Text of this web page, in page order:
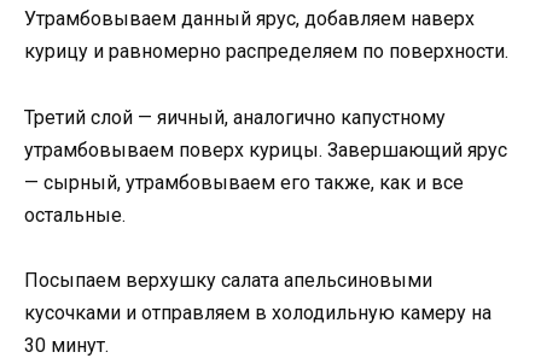
Утрамбовываем данный ярус, добавляем наверх
курицу и равномерно распределяем по поверхности.
Третий слой — яичный, аналогично капустному
утрамбовываем поверх курицы. Завершающий ярус
— сырный, утрамбовываем его также, как и все
остальные.
Посыпаем верхушку салата апельсиновыми
кусочками и отправляем в холодильную камеру на
30 минут.